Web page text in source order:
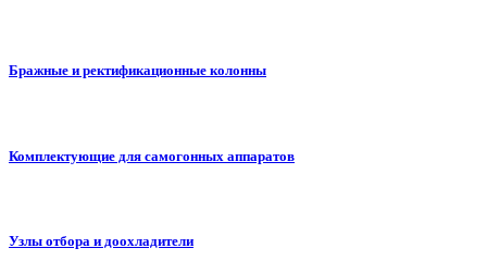
Бражные и ректификационные колонны
Комплектующие для самогонных аппаратов
Узлы отбора и доохладители